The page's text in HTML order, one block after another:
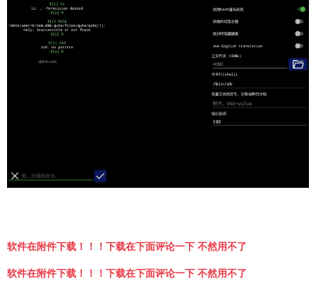
软件在附件下载！！！下载在下面评论一下 不然用不了
软件在附件下载！！！下载在下面评论一下 不然用不了